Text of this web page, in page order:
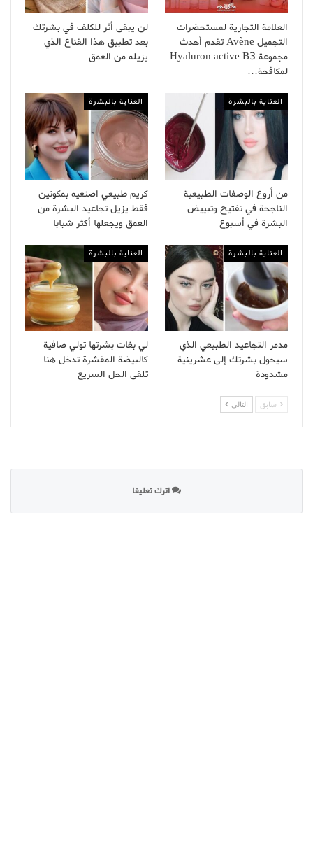
العلامة التجارية لمستحضرات
التجميل Avène تقدم أحدث
مجموعة Hyaluron active B3
لمكافحة…
لن يبقى أثر للكلف في بشرتك
بعد تطبيق هذا القناع الذي
يزيله من العمق
العناية بالبشرة
من أروع الوصفات الطبيعية
الناجحة في تفتيح وتبييض
البشرة في أسبوع
العناية بالبشرة
كريم طبيعي اصنعيه بمكونين
فقط يزيل تجاعيد البشرة من
العمق ويجعلها أكثر شبابا
العناية بالبشرة
مدمر التجاعيد الطبيعي الذي
سيحول بشرتك إلى عشرينية
مشدودة
العناية بالبشرة
لي بغات بشرتها تولي صافية
كالبيضة المقشرة تدخل هنا
تلقى الحل السريع
سابق التالى
اترك تعليقا